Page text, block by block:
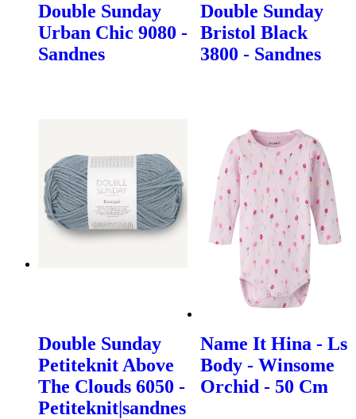
Double Sunday
Urban Chic 9080 -
Sandnes
Double Sunday
Bristol Black
3800 - Sandnes
Double Sunday
Petiteknit Above
The Clouds 6050 -
Petiteknit|sandnes
Name It Hina - Ls
Body - Winsome
Orchid - 50 Cm